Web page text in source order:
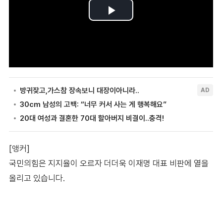
[앵커]
국민의힘은 지지율이 오르자 더더욱 이재명 대표 비판에 열을
올리고 있습니다.